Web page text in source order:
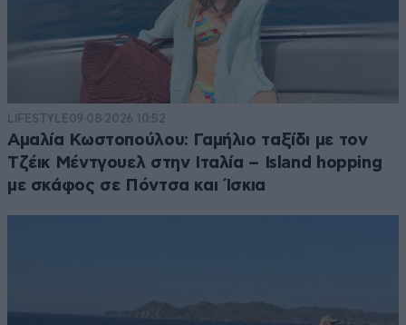
LIFESTYLE09·08·2026 10:52
Αμαλία Κωστοπούλου: Γαμήλιο ταξίδι με τον
Τζέικ Μέντγουελ στην Ιταλία – Island hopping
με σκάφος σε Πόντσα και Ίσκια